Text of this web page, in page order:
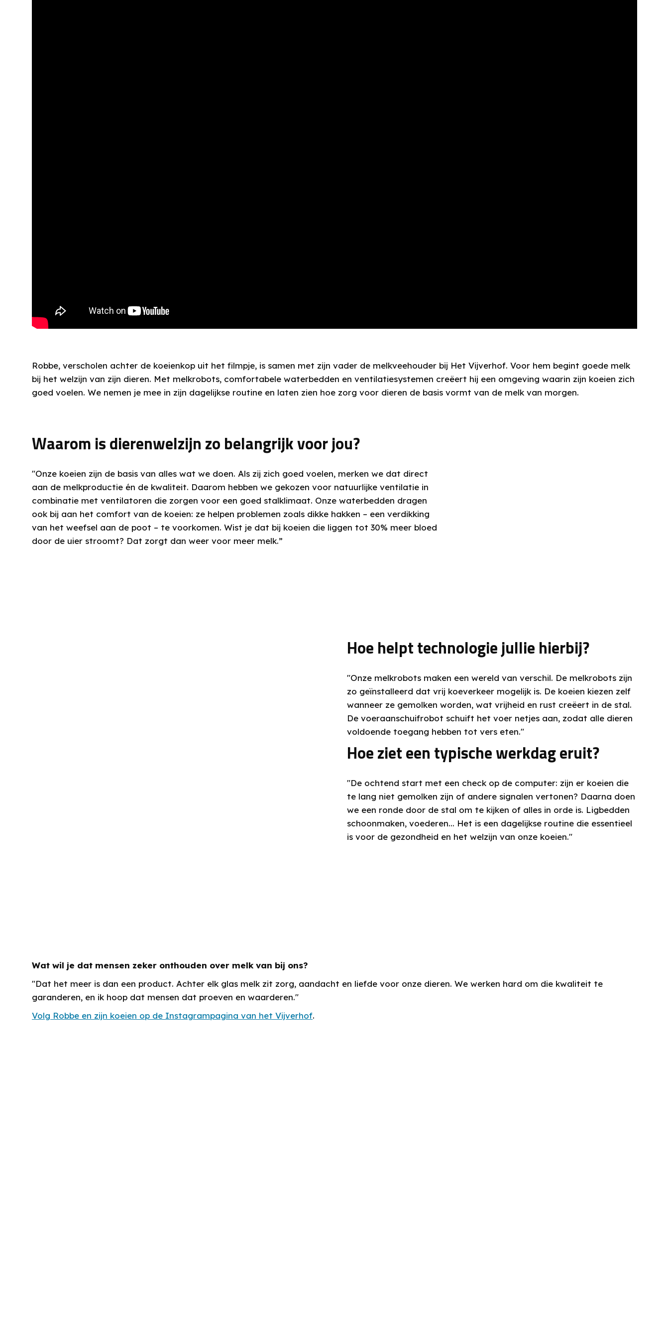
Robbe, verscholen achter de koeienkop uit het filmpje, is samen met zijn vader de melkveehouder bij Het Vijverhof. Voor hem begint goede melk
bij het welzijn van zijn dieren. Met melkrobots, comfortabele waterbedden en ventilatiesystemen creëert hij een omgeving waarin zijn koeien zich
goed voelen. We nemen je mee in zijn dagelijkse routine en laten zien hoe zorg voor dieren de basis vormt van de melk van morgen.
Waarom is dierenwelzijn zo belangrijk voor jou?
"Onze koeien zijn de basis van alles wat we doen. Als zij zich goed voelen, merken we dat direct
aan de melkproductie én de kwaliteit. Daarom hebben we gekozen voor natuurlijke ventilatie in
combinatie met ventilatoren die zorgen voor een goed stalklimaat. Onze waterbedden dragen
ook bij aan het comfort van de koeien: ze helpen problemen zoals dikke hakken – een verdikking
van het weefsel aan de poot – te voorkomen. Wist je dat bij koeien die liggen tot 30% meer bloed
door de uier stroomt? Dat zorgt dan weer voor meer melk.”
Hoe helpt technologie jullie hierbij?
"Onze melkrobots maken een wereld van verschil. De melkrobots zijn
zo geïnstalleerd dat vrij koeverkeer mogelijk is. De koeien kiezen zelf
wanneer ze gemolken worden, wat vrijheid en rust creëert in de stal.
De voeraanschuifrobot schuift het voer netjes aan, zodat alle dieren
voldoende toegang hebben tot vers eten."
Hoe ziet een typische werkdag eruit?
"De ochtend start met een check op de computer: zijn er koeien die
te lang niet gemolken zijn of andere signalen vertonen? Daarna doen
we een ronde door de stal om te kijken of alles in orde is. Ligbedden
schoonmaken, voederen... Het is een dagelijkse routine die essentieel
is voor de gezondheid en het welzijn van onze koeien."
Wat wil je dat mensen zeker onthouden over melk van bij ons?
"Dat het meer is dan een product. Achter elk glas melk zit zorg, aandacht en liefde voor onze dieren. We werken hard om die kwaliteit te
garanderen, en ik hoop dat mensen dat proeven en waarderen."
Volg Robbe en zijn koeien op de Instagrampagina van het Vijverhof.